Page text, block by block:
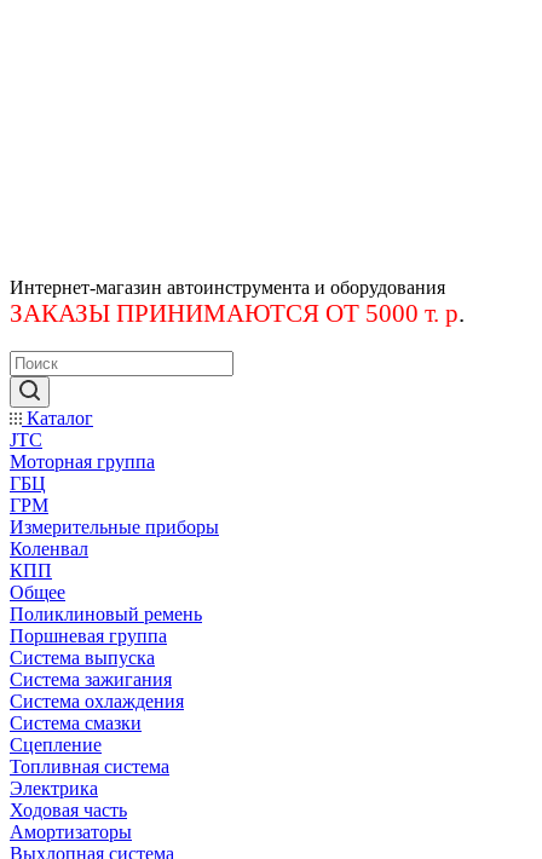
Интернет-магазин автоинструмента и оборудования
ЗАКАЗЫ ПРИНИМАЮТСЯ ОТ 5000 т. р.
Каталог
JTC
Моторная группа
ГБЦ
ГРМ
Измерительные приборы
Коленвал
КПП
Общее
Поликлиновый ремень
Поршневая группа
Система выпуска
Система зажигания
Система охлаждения
Система смазки
Сцепление
Топливная система
Электрика
Ходовая часть
Амортизаторы
Выхлопная система